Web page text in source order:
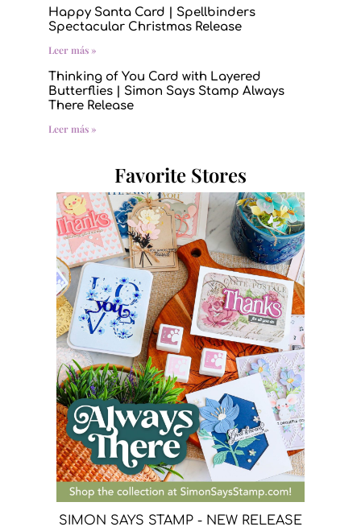
Happy Santa Card | Spellbinders
Spectacular Christmas Release
Leer más »
Thinking of You Card with Layered
Butterflies | Simon Says Stamp Always
There Release
Leer más »
Favorite Stores
SIMON SAYS STAMP - NEW RELEASE